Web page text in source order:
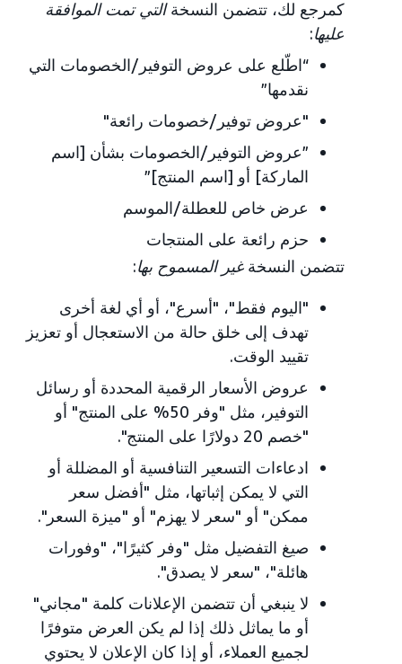
كمرجع لك، تتضمن النسخةالتي تمت الموافقة
عليها:
“اطّلع على عروض التوفير/الخصومات التي
نقدمها”
"عروض توفير/خصومات رائعة"
”عروض التوفير/الخصومات بشأن [اسم
الماركة] أو [اسم المنتج]”
عرض خاص للعطلة/الموسم
حزم رائعة على المنتجات
تتضمن النسخةغير المسموح بها:
"اليوم فقط"، "أسرع"، أو أي لغة أخرى
تهدف إلى خلق حالة من الاستعجال أو تعزيز
تقييد الوقت.
عروض الأسعار الرقمية المحددة أو رسائل
التوفير، مثل "وفر 50% على المنتج" أو
"خصم 20 دولارًا على المنتج".
ادعاءات التسعير التنافسية أو المضللة أو
التي لا يمكن إثباتها، مثل "أفضل سعر
ممكن" أو "سعر لا يهزم" أو "ميزة السعر".
صيغ التفضيل مثل "وفر كثيرًا"، "وفورات
هائلة"، "سعر لا يصدق".
لا ينبغي أن تتضمن الإعلانات كلمة "مجاني"
أو ما يماثل ذلك إذا لم يكن العرض متوفرًا
لجميع العملاء، أو إذا كان الإعلان لا يحتوي